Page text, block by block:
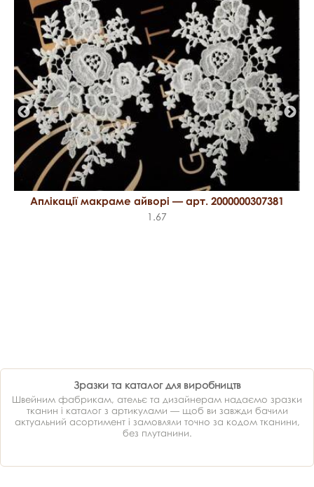
Аплікації макраме айворі — арт. 2000000307381
1.67
Зразки та каталог для виробництв
Швейним фабрикам, ательє та дизайнерам надаємо зразки
тканин і каталог з артикулами — щоб ви завжди бачили
актуальний асортимент і замовляли точно за кодом тканини,
без плутанини.